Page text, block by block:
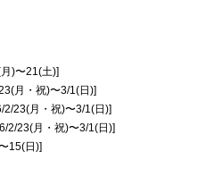
)〜21(土)]
月・祝)〜3/1(日)]
2/23(月・祝)〜3/1(日)]
2/23(月・祝)〜3/1(日)]
15(日)]